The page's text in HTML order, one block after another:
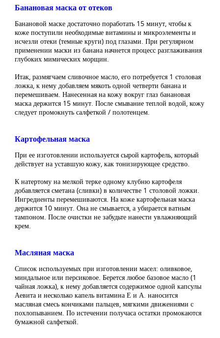
Банановая маска от отеков
Банановой маске достаточно поработать 15 минут, чтобы к
коже поступили необходимые витамины и микроэлементы и
исчезли отеки (темные круги) под глазами. При регулярном
применении маски из банана начнется процесс разглаживания
глубоких мимических морщин.
Итак, размягчаем сливочное масло, его потребуется 1 столовая
ложка, к нему добавляем мякоть одной четверти банана и
перемешиваем. Нанесенная на кожу вокруг глаз банановая
маска держится 15 минут. После смывание теплой водой, кожу
следует промокнуть салфеткой / полотенцем.
Картофельная маска
При ее изготовлении используется сырой картофель, который
действует на уставшую кожу, как тонизирующее средство.
К натертому на мелкой терке одному клубню картофеля
добавляется сметана (сливки) в количестве 1 столовой ложки.
Ингредиенты перемешиваются. На коже картофельная маска
держится 10 минут. Она не смывается, а убирается ватным
тампоном. После очистки не забудьте нанести увлажняющий
крем.
Масляная маска
Список используемых при изготовлении масел: оливковое,
миндальное или персиковое. Берется любое базовое масло (1
чайная ложка), к нему добавляется содержимое одной капсулы
Аевита и несколько капель витамина Е и А. наносится
масляная смесь кончиками пальцев, мягкими движениями с
похлопыванием. По истечении получаса остатки промокаются
бумажной салфеткой.